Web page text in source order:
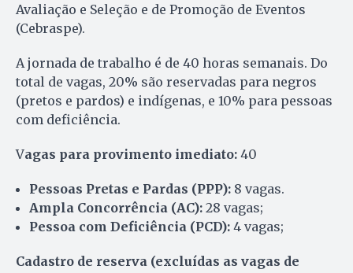
Avaliação e Seleção e de Promoção de Eventos
(Cebraspe).
A jornada de trabalho é de 40 horas semanais. Do
total de vagas, 20% são reservadas para negros
(pretos e pardos) e indígenas, e 10% para pessoas
com deficiência.
Vagas para provimento imediato: 40
Pessoas Pretas e Pardas (PPP): 8 vagas.
Ampla Concorrência (AC): 28 vagas;
Pessoa com Deficiência (PCD): 4 vagas;
Cadastro de reserva (excluídas as vagas de